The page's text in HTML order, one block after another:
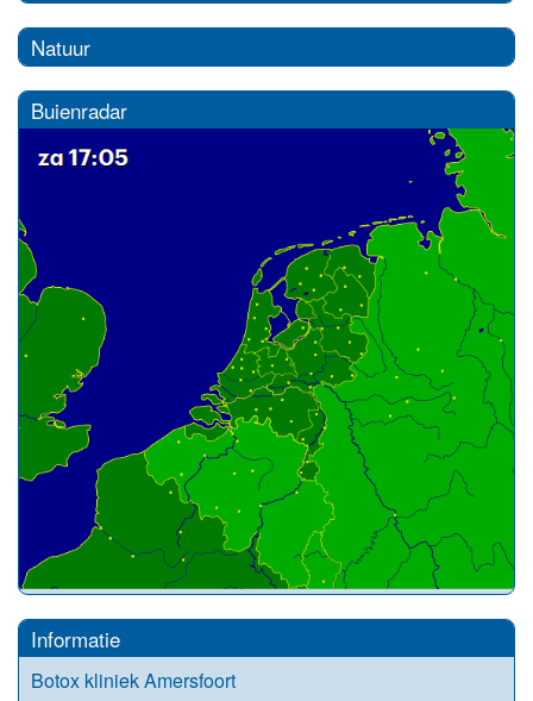
Natuur
Buienradar
Informatie
Botox kliniek Amersfoort